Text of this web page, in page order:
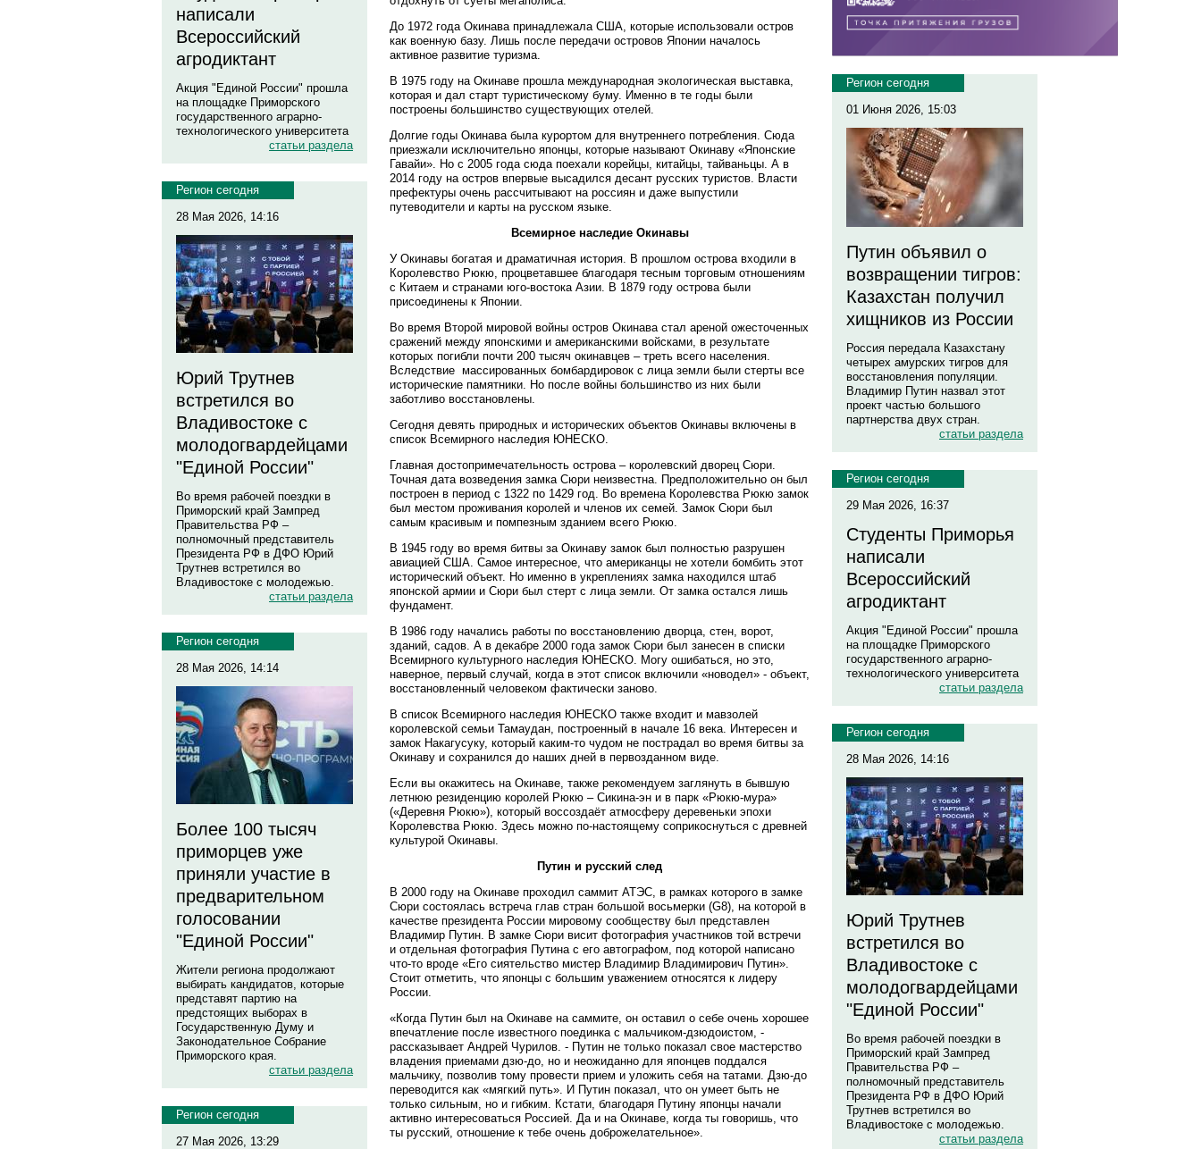
написали
Всероссийский
агродиктант
Акция "Единой России" прошла
на площадке Приморского
государственного аграрно-
технологического университета
статьи раздела
Регион сегодня
28 Мая 2026, 14:16
Юрий Трутнев
встретился во
Владивостоке с
молодогвардейцами
"Единой России"
Во время рабочей поездки в
Приморский край Зампред
Правительства РФ –
полномочный представитель
Президента РФ в ДФО Юрий
Трутнев встретился во
Владивостоке с молодежью.
статьи раздела
Регион сегодня
28 Мая 2026, 14:14
Более 100 тысяч
приморцев уже
приняли участие в
предварительном
голосовании
"Единой России"
Жители региона продолжают
выбирать кандидатов, которые
представят партию на
предстоящих выборах в
Государственную Думу и
Законодательное Собрание
Приморского края.
статьи раздела
Регион сегодня
27 Мая 2026, 13:29
До 1972 года Окинава принадлежала США, которые использовали остров
как военную базу. Лишь после передачи островов Японии началось
активное развитие туризма.
В 1975 году на Окинаве прошла международная экологическая выставка,
которая и дал старт туристическому буму. Именно в те годы были
построены большинство существующих отелей.
Долгие годы Окинава была курортом для внутреннего потребления. Сюда
приезжали исключительно японцы, которые называют Окинаву «Японские
Гавайи». Но с 2005 года сюда поехали корейцы, китайцы, тайваньцы. А в
2014 году на остров впервые высадился десант русских туристов. Власти
префектуры очень рассчитывают на россиян и даже выпустили
путеводители и карты на русском языке.
Всемирное наследие Окинавы
У Окинавы богатая и драматичная история. В прошлом острова входили в
Королевство Рюкю, процветавшее благодаря тесным торговым отношениям
с Китаем и странами юго-востока Азии. В 1879 году острова были
присоединены к Японии.
Во время Второй мировой войны остров Окинава стал ареной ожесточенных
сражений между японскими и американскими войсками, в результате
которых погибли почти 200 тысяч окинавцев – треть всего населения.
Вследствие массированных бомбардировок с лица земли были стерты все
исторические памятники. Но после войны большинство из них были
заботливо восстановлены.
Сегодня девять природных и исторических объектов Окинавы включены в
список Всемирного наследия ЮНЕСКО.
Главная достопримечательность острова – королевский дворец Сюри.
Точная дата возведения замка Сюри неизвестна. Предположительно он был
построен в период с 1322 по 1429 год. Во времена Королевства Рюкю замок
был местом проживания королей и членов их семей. Замок Сюри был
самым красивым и помпезным зданием всего Рюкю.
В 1945 году во время битвы за Окинаву замок был полностью разрушен
авиацией США. Самое интересное, что американцы не хотели бомбить этот
исторический объект. Но именно в укреплениях замка находился штаб
японской армии и Сюри был стерт с лица земли. От замка остался лишь
фундамент.
В 1986 году начались работы по восстановлению дворца, стен, ворот,
зданий, садов. А в декабре 2000 года замок Сюри был занесен в списки
Всемирного культурного наследия ЮНЕСКО. Могу ошибаться, но это,
наверное, первый случай, когда в этот список включили «новодел» - объект,
восстановленный человеком фактически заново.
В список Всемирного наследия ЮНЕСКО также входит и мавзолей
королевской семьи Тамаудан, построенный в начале 16 века. Интересен и
замок Накагусуку, который каким-то чудом не пострадал во время битвы за
Окинаву и сохранился до наших дней в первозданном виде.
Если вы окажитесь на Окинаве, также рекомендуем заглянуть в бывшую
летнюю резиденцию королей Рюкю – Сикина-эн и в парк «Рюкю-мура»
(«Деревня Рюкю»), который воссоздаёт атмосферу деревеньки эпохи
Королевства Рюкю. Здесь можно по-настоящему соприкоснуться с древней
культурой Окинавы.
Путин и русский след
В 2000 году на Окинаве проходил саммит АТЭС, в рамках которого в замке
Сюри состоялась встреча глав стран большой восьмерки (G8), на которой в
качестве президента России мировому сообществу был представлен
Владимир Путин. В замке Сюри висит фотография участников той встречи
и отдельная фотография Путина с его автографом, под которой написано
что-то вроде «Его сиятельство мистер Владимир Владимирович Путин».
Стоит отметить, что японцы с большим уважением относятся к лидеру
России.
«Когда Путин был на Окинаве на саммите, он оставил о себе очень хорошее
впечатление после известного поединка с мальчиком-дзюдоистом, -
рассказывает Андрей Чурилов. - Путин не только показал свое мастерство
владения приемами дзю-до, но и неожиданно для японцев поддался
мальчику, позволив тому провести прием и уложить себя на татами. Дзю-до
переводится как «мягкий путь». И Путин показал, что он умеет быть не
только сильным, но и гибким. Кстати, благодаря Путину японцы начали
активно интересоваться Россией. Да и на Окинаве, когда ты говоришь, что
ты русский, отношение к тебе очень доброжелательное».
Регион сегодня
01 Июня 2026, 15:03
Путин объявил о
возвращении тигров:
Казахстан получил
хищников из России
Россия передала Казахстану
четырех амурских тигров для
восстановления популяции.
Владимир Путин назвал этот
проект частью большого
партнерства двух стран.
статьи раздела
Регион сегодня
29 Мая 2026, 16:37
Студенты Приморья
написали
Всероссийский
агродиктант
Акция "Единой России" прошла
на площадке Приморского
государственного аграрно-
технологического университета
статьи раздела
Регион сегодня
28 Мая 2026, 14:16
Юрий Трутнев
встретился во
Владивостоке с
молодогвардейцами
"Единой России"
Во время рабочей поездки в
Приморский край Зампред
Правительства РФ –
полномочный представитель
Президента РФ в ДФО Юрий
Трутнев встретился во
Владивостоке с молодежью.
статьи раздела